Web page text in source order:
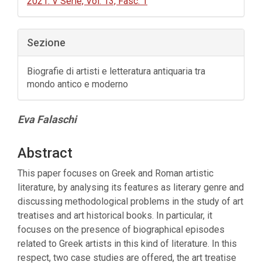
Sezione
Biografie di artisti e letteratura antiquaria tra
mondo antico e moderno
Contenuto
dell'articolo
Eva Falaschi
Abstract
This paper focuses on Greek and Roman artistic
literature, by analysing its features as literary genre and
discussing methodological problems in the study of art
treatises and art historical books. In particular, it
focuses on the presence of biographical episodes
related to Greek artists in this kind of literature. In this
respect, two case studies are offered, the art treatise